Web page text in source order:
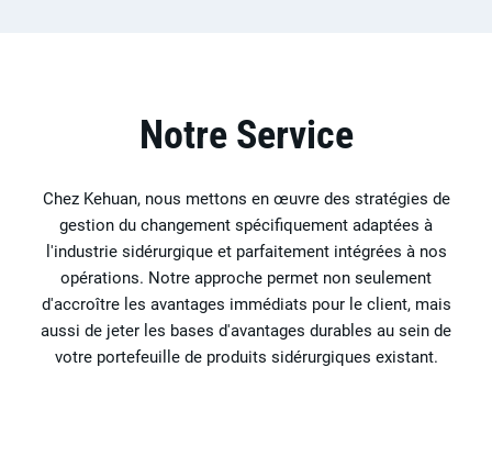
Notre Service
Chez Kehuan, nous mettons en œuvre des stratégies de
gestion du changement spécifiquement adaptées à
l'industrie sidérurgique et parfaitement intégrées à nos
opérations. Notre approche permet non seulement
d'accroître les avantages immédiats pour le client, mais
aussi de jeter les bases d'avantages durables au sein de
votre portefeuille de produits sidérurgiques existant.